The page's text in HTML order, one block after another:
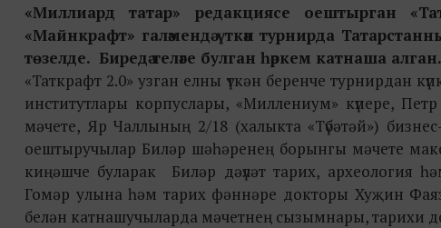
«Миллиард татар» редакциясе оештырган
«Майнкрафт» галәмендә үткән турнирда
төзелде. Биредә теләге булган һәркем катнаша алган.
«Таткрафт 2.0» узган елны үткән беренче турнирдан
институтлары корпуслары, «Миллениум» күпере,
мәчете, Яр Чаллының 2/18 (халыкта «Түбәтәй»)
оештыручылар Биләр шәһәренең борынгы мәчете
киңәшче буларак Биләр дәүләт тарих, археология
Гомәр улына һәм тарих фәннәре докторы Хуҗин
белән катнашучыларда мәчетнең сызымнары, тарихи